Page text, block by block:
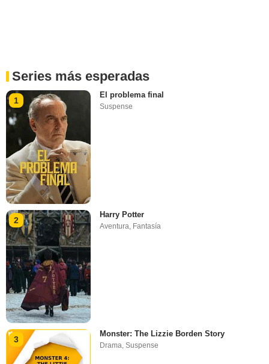
Series más esperadas
1
El problema final
Suspense
2
Harry Potter
Aventura Fantasía
3
Monster: The Lizzie Borden Story
Drama,Suspense